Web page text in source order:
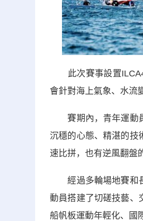
此次賽事設置ILCA4
會針對海上氣象、水流
賽期內，青年運動員
沉穩的心態、精湛的技
速比拼，也有逆風翻盤
經過多輪場地賽和長
動員搭建了切磋技藝、
船帆板運動年輕化、國